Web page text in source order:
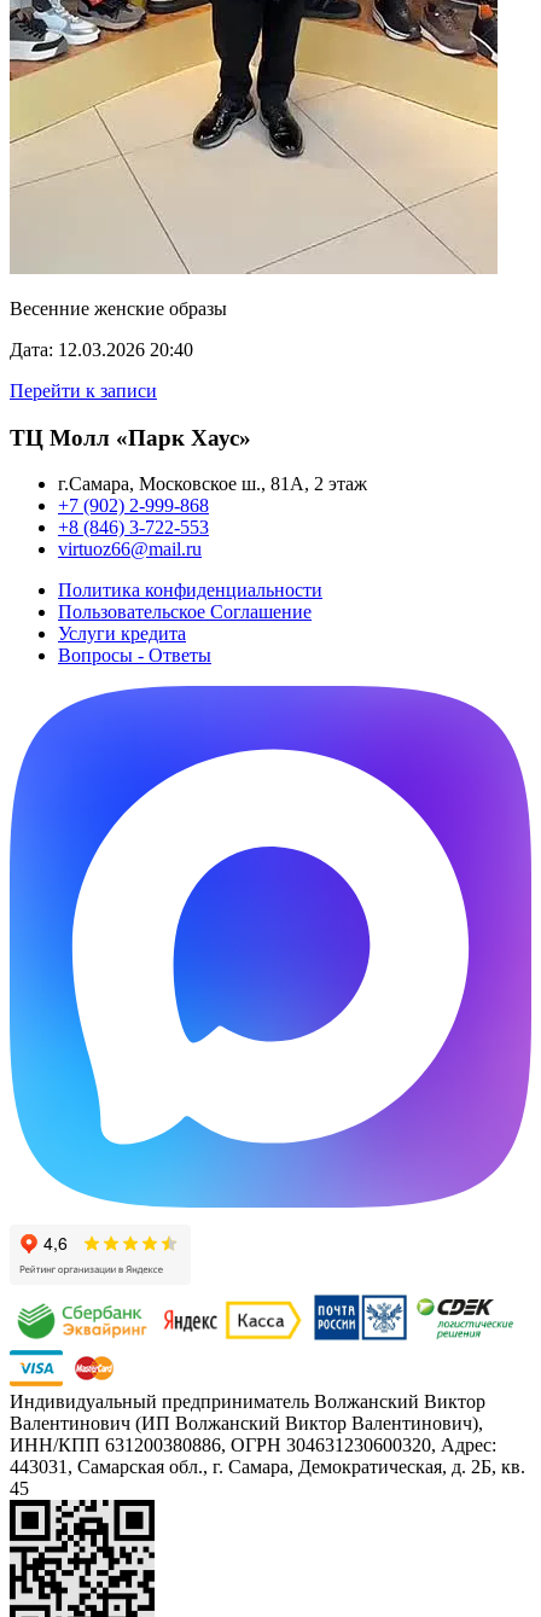
Весенние женские образы
Дата: 12.03.2026 20:40
Перейти к записи
ТЦ Молл «Парк Хаус»
г.Самара, Московское ш., 81А, 2 этаж
+7 (902) 2-999-868
+8 (846) 3-722-553
virtuoz66@mail.ru
Политика конфиденциальности
Пользовательское Cоглашение
Услуги кредита
Вопросы - Ответы
Индивидуальный предприниматель Волжанский Виктор
Валентинович (ИП Волжанский Виктор Валентинович),
ИНН/КПП 631200380886, ОГРН 304631230600320, Адрес:
443031, Самарская обл., г. Самара, Демократическая, д. 2Б, кв.
45